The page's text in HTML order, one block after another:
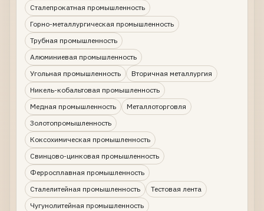
Сталепрокатная промышленность
Горно-металлургическая промышленность
Трубная промышленность
Алюминиевая промышленность
Угольная промышленность
Вторичная металлургия
Никель-кобальтовая промышленность
Медная промышленность
Металлоторговля
Золотопромышленность
Коксохимическая промышленность
Свинцово-цинковая промышленность
Ферросплавная промышленность
Сталелитейная промышленность
Тестовая лента
Чугунолитейная промышленность